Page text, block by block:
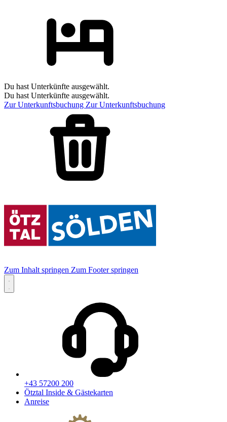
Du hast Unterkünfte ausgewählt.
Du hast Unterkünfte ausgewählt.
Zur Unterkunftsbuchung Zur Unterkunftsbuchung
Zum Inhalt springen Zum Footer springen
+43 57200 200
Ötztal Inside & Gästekarten
Anreise